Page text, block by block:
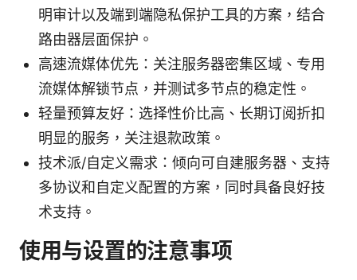
明审计以及端到端隐私保护工具的方案，结合
路由器层面保护。
高速流媒体优先：关注服务器密集区域、专用
流媒体解锁节点，并测试多节点的稳定性。
轻量预算友好：选择性价比高、长期订阅折扣
明显的服务，关注退款政策。
技术派/自定义需求：倾向可自建服务器、支持
多协议和自定义配置的方案，同时具备良好技
术支持。
使用与设置的注意事项